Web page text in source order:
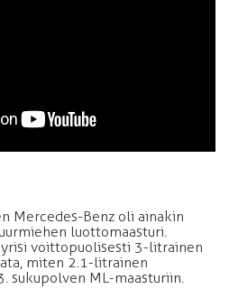
Mercedes-Benz oli ainakin
luottomaasturi.
voittopuolisesti 3-litrainen
miten 2.1-litrainen
sukupolven ML-maasturiin.